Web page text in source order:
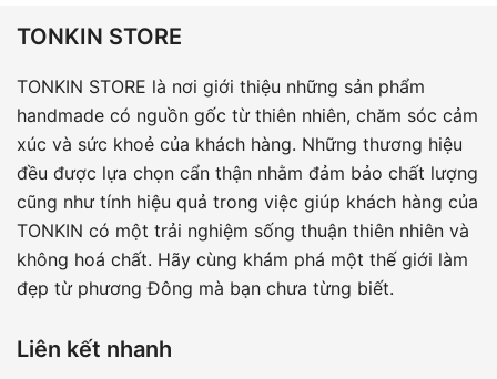
TONKIN STORE
TONKIN STORE là nơi giới thiệu những sản phẩm
handmade có nguồn gốc từ thiên nhiên, chăm sóc cảm
xúc và sức khoẻ của khách hàng. Những thương hiệu
đều được lựa chọn cẩn thận nhằm đảm bảo chất lượng
cũng như tính hiệu quả trong việc giúp khách hàng của
TONKIN có một trải nghiệm sống thuận thiên nhiên và
không hoá chất. Hãy cùng khám phá một thế giới làm
đẹp từ phương Đông mà bạn chưa từng biết.
Liên kết nhanh